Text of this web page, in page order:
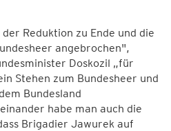
Reduktion zu Ende und die
angebrochen",
Doskozil „für
Stehen zum Bundesheer und
Bundesland
habe man auch die
Brigadier Jawurek auf